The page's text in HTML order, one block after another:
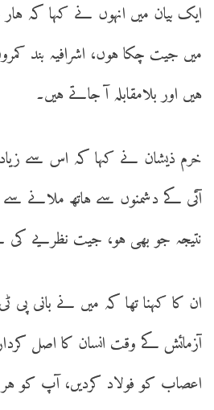
ایک بیان میں انہوں نے کہا کہ
میں جیت چکا ہوں، اشرافیہ بند
ہیں اور بلامقابلہ آ جاتے ہیں۔
خرم ذیشان نے کہا کہ اس سے
آئی کے دشمنوں سے ہاتھ ملانے سے
نتیجہ جو بھی ہو، جیت نظریے
ان کا کہنا تھا کہ میں نے بانی
آزمائش کے وقت انسان کا اصل
اعصاب کو فولاد کردیں، آپ کو